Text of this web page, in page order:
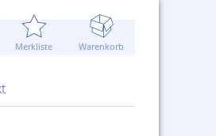
Merkliste Warenkorb
u.v.m.